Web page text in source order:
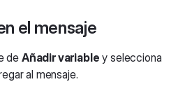
el mensaje
de Añadir variable y selecciona
al mensaje.